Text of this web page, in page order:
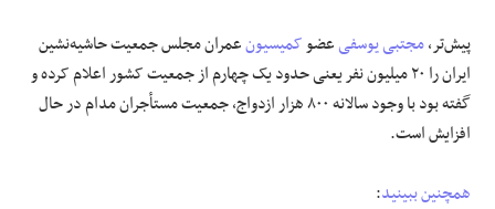
پیش‌تر،مجتبی یوسفیعضوکمیسیونعمران مجلس جمعیت حاشیه‌نشین
ایران را ۲۰ میلیون نفر یعنی حدود یک چهارم از جمعیت کشور اعلام کرده و
گفته بود با وجود سالانه ۸۰۰ هزار ازدواج، جمعیت مستأجران مدام در حال
افزایش است.
همچنین ببینید: